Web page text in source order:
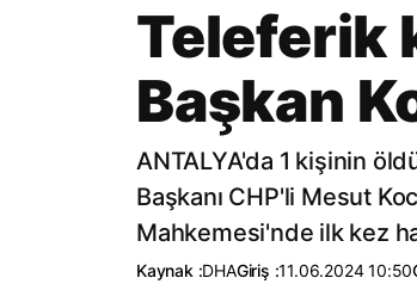
Teleferik
Başkan
ANTALYA'da 1 kişinin
Başkanı CHP'li Mesut
Mahkemesi'nde ilk kez
Kaynak :DHAGiriş :11.06.2024 10:50